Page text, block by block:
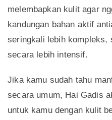
melembapkan kulit agar
kandungan bahan aktif
seringkali lebih kompleks,
secara lebih intensif.
Jika kamu sudah tahu
secara umum, Hai Gadis
untuk kamu dengan kulit